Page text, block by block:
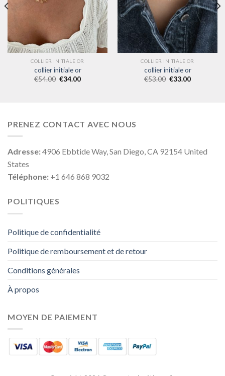
COLLIER INITIALE OR
collier initiale or
€54.00 €34.00
COLLIER INITIALE OR
collier initiale or
€53.00 €33.00
PRENEZ CONTACT AVEC NOUS
Adresse:4906 Ebbtide Way, San Diego, CA 92154 United
States
Téléphone: +1 646 868 9032
POLITIQUES
Politique de confidentialité
Politique de remboursement et de retour
Conditions générales
À propos
MOYEN DE PAIEMENT